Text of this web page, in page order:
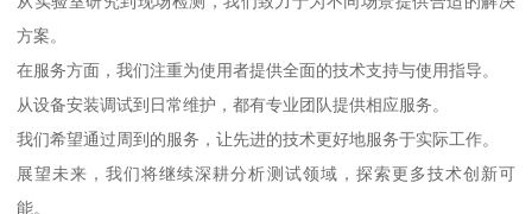
方案。
在服务方面，我们注重为使用者提供全面的技术支持与使用指导。
从设备安装调试到日常维护，都有专业团队提供相应服务。
我们希望通过周到的服务，让先进的技术更好地服务于实际工作。
展望未来，我们将继续深耕分析测试领域，探索更多技术创新可
能。